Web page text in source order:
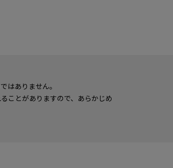
はありません。
ことがありますので、あらかじめ